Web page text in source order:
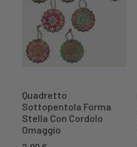
Quadretto
Sottopentola Forma
Stella Con Cordolo
Omaggio